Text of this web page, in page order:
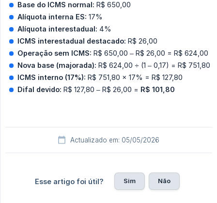
Base do ICMS normal: R$ 650,00
Alíquota interna ES: 17%
Alíquota interestadual: 4%
ICMS interestadual destacado: R$ 26,00
Operação sem ICMS: R$ 650,00 – R$ 26,00 = R$ 624,00
Nova base (majorada): R$ 624,00 ÷ (1 – 0,17) = R$ 751,80
ICMS interno (17%): R$ 751,80 × 17% = R$ 127,80
Difal devido: R$ 127,80 – R$ 26,00 = R$ 101,80
Actualizado em: 05/05/2026
Esse artigo foi útil? Sim Não